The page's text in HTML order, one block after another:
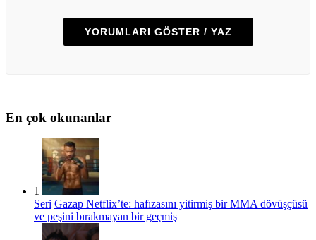
YORUMLARI GÖSTER / YAZ
En çok okunanlar
1
Seri Gazap Netflix’te: hafızasını yitirmiş bir MMA dövüşçüsü
ve peşini bırakmayan bir geçmiş